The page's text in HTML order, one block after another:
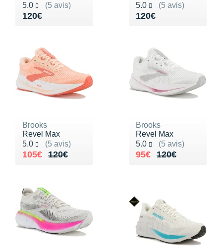
5.0
(5 avis)
Noté 5.0 sur 5
120€
Vendu 120€
5.0
(5 avis)
Noté 5.0 sur 5
120€
Vendu 120€
Brooks
Revel Max
5.0
(5 avis)
Noté 5.0 sur 5
120€
Au lieu de 120€
105€
Vendu 105€
Brooks
Revel Max
5.0
(5 avis)
Noté 5.0 sur 5
120€
Au lieu de 120€
95€
Vendu 95€